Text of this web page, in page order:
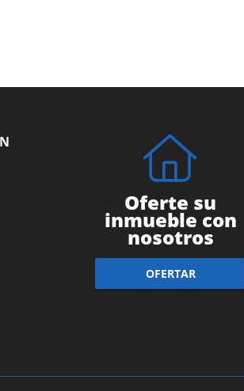
Oferte su
inmueble con
nosotros
OFERTAR